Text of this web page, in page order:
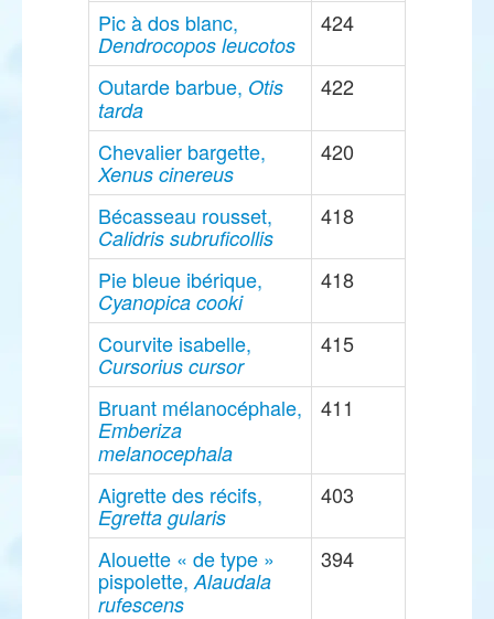
Pic à dos blanc,
Dendrocopos leucotos
424
Outarde barbue, Otis
tarda
422
Chevalier bargette,
Xenus cinereus
420
Bécasseau rousset,
Calidris subruficollis
418
Pie bleue ibérique,
Cyanopica cooki
418
Courvite isabelle,
Cursorius cursor
415
Bruant mélanocéphale,
Emberiza
melanocephala
411
Aigrette des récifs,
Egretta gularis
403
Alouette « de type »
pispolette, Alaudala
rufescens
394